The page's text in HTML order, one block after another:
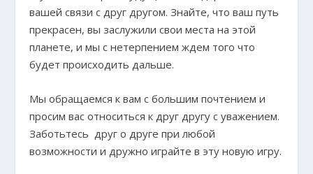
вашей связи с друг другом. Знайте, что ваш путь
прекрасен, вы заслужили свои места на этой
планете, и мы с нетерпением ждем того что
будет происходить дальше.
Мы обращаемся к вам с большим почтением и
просим вас относиться к друг другу с уважением.
Заботьтесь друг о друге при любой
возможности и дружно играйте в эту новую игру.